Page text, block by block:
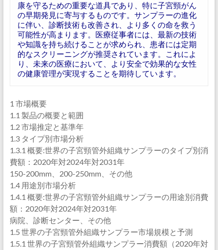
康を守るための重要な道具であり、特に子宮頸がん
の早期発見に寄与するものです。サンプラーの進化
に伴い、診断技術も改善され、より多くの命を救う
可能性が高まります。医療従事者には、最新の技術
や知識を持ち続けることが求められ、患者には定期
的なスクリーニングが推奨されています。これによ
り、未来の医療において、より安全で効果的な女性
の健康管理が実現することを期待しています。
1 市場概要
1.1 製品の概要と範囲
1.2 市場推定と基準年
1.3 タイプ別市場分析
1.3.1 概要:世界の子宮頸管外組織サンプラーのタイプ別消
費額：2020年対2024年対2031年
150-200mm、200-250mm、その他
1.4 用途別市場分析
1.4.1 概要:世界の子宮頸管外組織サンプラーの用途別消費
額：2020年対2024年対2031年
病院、診断センター、その他
1.5 世界の子宮頸管外組織サンプラー市場規模と予測
1.5.1 世界の子宮頸管外組織サンプラー消費額（2020年対